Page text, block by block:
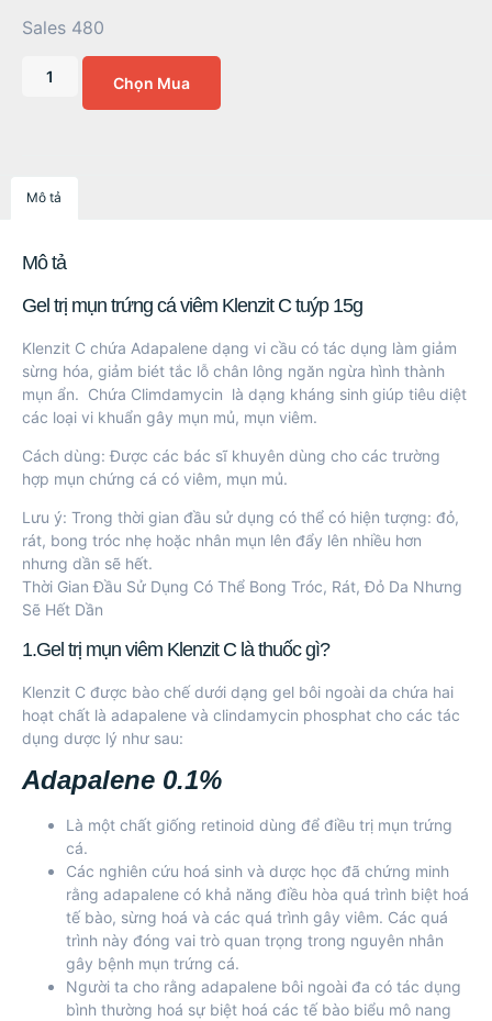
Sales 480
Chọn Mua
Mô tả
Mô tả
Gel trị mụn trứng cá viêm Klenzit C tuýp 15g
Klenzit C chứa Adapalene dạng vi cầu có tác dụng làm giảm
sừng hóa, giảm biét tắc lỗ chân lông ngăn ngừa hình thành
mụn ẩn. Chứa Climdamycin là dạng kháng sinh giúp tiêu diệt
các loại vi khuẩn gây mụn mủ, mụn viêm.
Cách dùng: Được các bác sĩ khuyên dùng cho các trường
hợp mụn chứng cá có viêm, mụn mủ.
Lưu ý: Trong thời gian đầu sử dụng có thể có hiện tượng: đỏ,
rát, bong tróc nhẹ hoặc nhân mụn lên đẩy lên nhiều hơn
nhưng dần sẽ hết.
Thời Gian Đầu Sử Dụng Có Thể Bong Tróc, Rát, Đỏ Da Nhưng
Sẽ Hết Dần
1.Gel trị mụn viêm Klenzit C là thuốc gì?
Klenzit C được bào chế dưới dạng gel bôi ngoài da chứa hai
hoạt chất là adapalene và clindamycin phosphat cho các tác
dụng dược lý như sau:
Adapalene 0.1%
Là một chất giống retinoid dùng để điều trị mụn trứng
cá.
Các nghiên cứu hoá sinh và dược học đã chứng minh
rằng adapalene có khả năng điều hòa quá trình biệt hoá
tế bào, sừng hoá và các quá trình gây viêm. Các quá
trình này đóng vai trò quan trọng trong nguyên nhân
gây bệnh mụn trứng cá.
Người ta cho rằng adapalene bôi ngoài đa có tác dụng
bình thường hoá sự biệt hoá các tế bào biểu mô nang